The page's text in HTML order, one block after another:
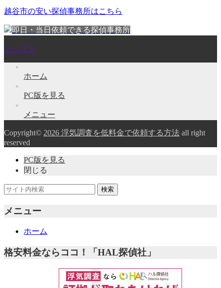
越谷市の安い探偵事務所はこちら
即日・当日依頼できる探偵事務所
上へ戻る
ホーム
PC版を見る
メニュー
Copyright© 2026 浮気調査を低料金で依頼する方法 all right
reserved
PC版を見る
閉じる
メニュー
ホーム
格安料金ならココ！「HAL探偵社」